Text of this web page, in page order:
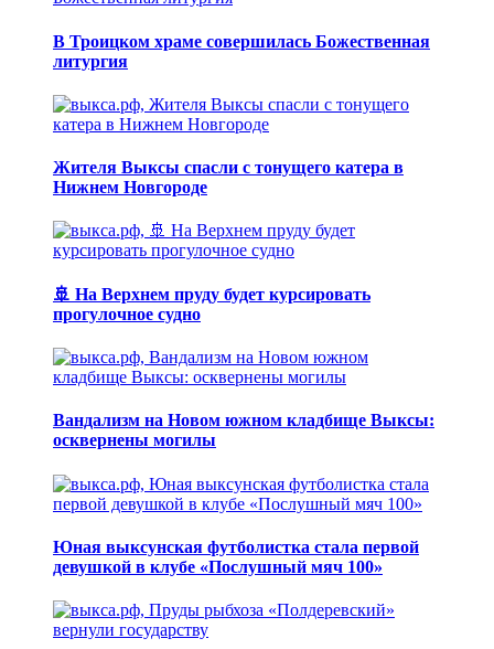
В Троицком храме совершилась Божественная
литургия
Жителя Выксы спасли с тонущего катера в
Нижнем Новгороде
🚢 На Верхнем пруду будет курсировать
прогулочное судно
Вандализм на Новом южном кладбище Выксы:
осквернены могилы
Юная выксунская футболистка стала первой
девушкой в клубе «Послушный мяч 100»